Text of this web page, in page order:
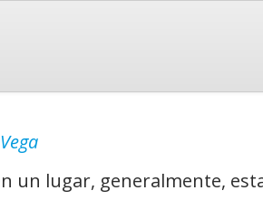
un lugar, generalmente,